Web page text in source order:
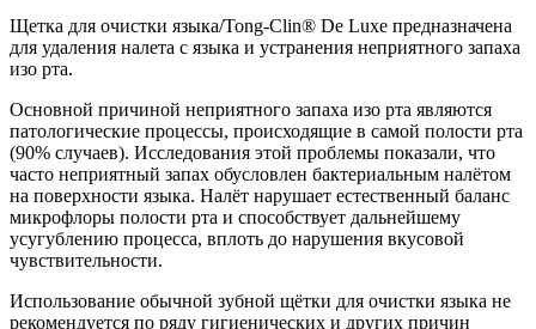
Щетка для очистки языка/Tong-Clin® De Luxe предназначена
для удаления налета с языка и устранения неприятного запаха
изо рта.
Основной причиной неприятного запаха изо рта являются
патологические процессы, происходящие в самой полости рта
(90% случаев). Исследования этой проблемы показали, что
часто неприятный запах обусловлен бактериальным налётом
на поверхности языка. Налёт нарушает естественный баланс
микрофлоры полости рта и способствует дальнейшему
усугублению процесса, вплоть до нарушения вкусовой
чувствительности.
Использование обычной зубной щётки для очистки языка не
рекомендуется по ряду гигиенических и других причин